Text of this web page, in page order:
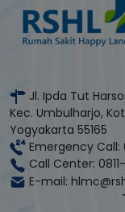
Jl. Ipda Tut
Kec. Umbulharjo,
Yogyakarta 55165
Emergency
Call Center:
E-mail: